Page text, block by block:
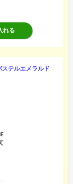
れる
テルエメラルド